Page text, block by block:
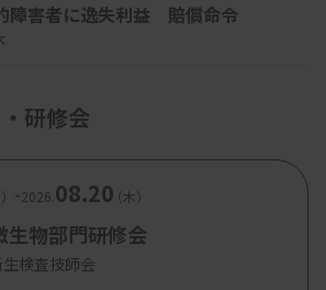
障害者に逸失利益 賠償命令
研修会
-2026. 08.20（木）
物部門研修会
検査技師会